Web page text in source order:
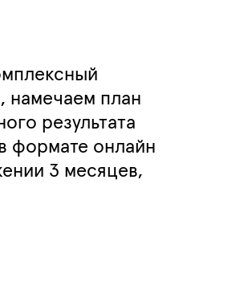
намечаем план
результата
формате онлайн
3 месяцев,